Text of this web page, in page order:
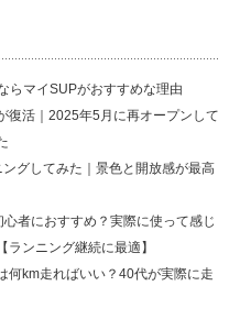
らマイSUPがおすすめな理由
復活｜2025年5月に再オープンして
グしてみた｜景色と開放感が最高
者におすすめ？実際に使って感じ
ランニング継続に最適】
何km走ればいい？40代が実際に走